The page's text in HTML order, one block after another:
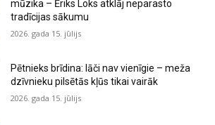
mūzika – Ēriks Loks atklāj neparasto
tradīcijas sākumu
2026. gada 15. jūlijs
Pētnieks brīdina: lāči nav vienīgie – meža
dzīvnieku pilsētās kļūs tikai vairāk
2026. gada 15. jūlijs